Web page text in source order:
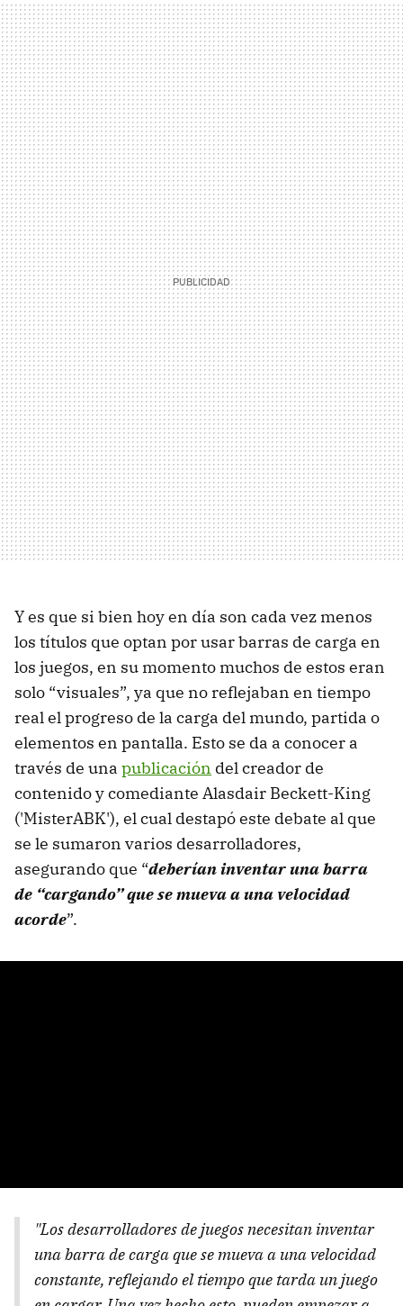
Y es que si bien hoy en día son cada vez menos
los títulos que optan por usar barras de carga en
los juegos, en su momento muchos de estos eran
solo “visuales”, ya que no reflejaban en tiempo
real el progreso de la carga del mundo, partida o
elementos en pantalla. Esto se da a conocer a
través de una publicación del creador de
contenido y comediante Alasdair Beckett-King
('MisterABK'), el cual destapó este debate al que
se le sumaron varios desarrolladores,
asegurando que “deberían inventar una barra
de “cargando” que se mueva a una velocidad
acorde”.
"Los desarrolladores de juegos necesitan inventar
una barra de carga que se mueva a una velocidad
constante, reflejando el tiempo que tarda un juego